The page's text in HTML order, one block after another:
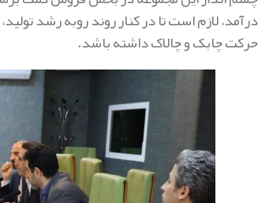
درآمد، لازم است تا در کنار روند روبه رشد
حرکت چابک و چالاک داشته باشد.